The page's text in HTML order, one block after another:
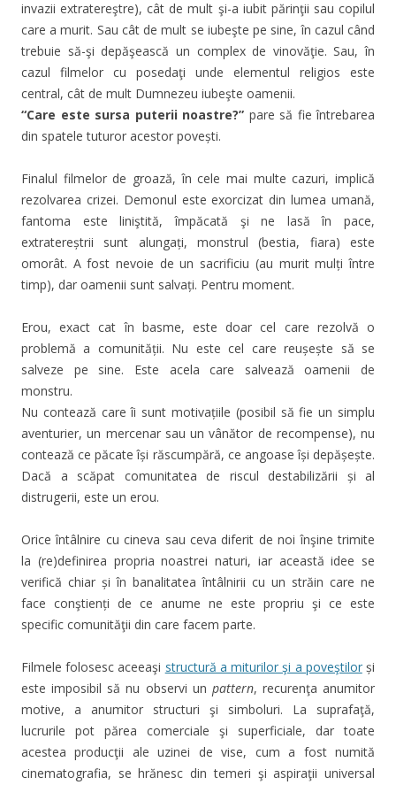
invazii extratereştre), cât de mult şi-a iubit părinţii sau copilul
care a murit. Sau cât de mult se iubeşte pe sine, în cazul când
trebuie să-şi depăşească un complex de vinovăţie. Sau, în
cazul filmelor cu posedaţi unde elementul religios este
central, cât de mult Dumnezeu iubeşte oamenii.
“Care este sursa puterii noastre?” pare să fie întrebarea
din spatele tuturor acestor povești.
Finalul filmelor de groază, în cele mai multe cazuri, implică
rezolvarea crizei. Demonul este exorcizat din lumea umană,
fantoma este liniştită, împăcată şi ne lasă în pace,
extratereștrii sunt alungați, monstrul (bestia, fiara) este
omorât. A fost nevoie de un sacrificiu (au murit mulți între
timp), dar oamenii sunt salvați. Pentru moment.
Erou, exact cat în basme, este doar cel care rezolvă o
problemă a comunității. Nu este cel care reușește să se
salveze pe sine. Este acela care salvează oamenii de
monstru.
Nu contează care îi sunt motivațiile (posibil să fie un simplu
aventurier, un mercenar sau un vânător de recompense), nu
contează ce păcate își răscumpără, ce angoase își depășește.
Dacă a scăpat comunitatea de riscul destabilizării și al
distrugerii, este un erou.
Orice întâlnire cu cineva sau ceva diferit de noi înşine trimite
la (re)definirea propria noastrei naturi, iar această idee se
verifică chiar și în banalitatea întâlnirii cu un străin care ne
face conştienți de ce anume ne este propriu şi ce este
specific comunităţii din care facem parte.
Filmele folosesc aceeaşi structură a miturilor şi a poveştilorși
este imposibil să nu observi un pattern, recurenţa anumitor
motive, a anumitor structuri şi simboluri. La suprafaţă,
lucrurile pot părea comerciale şi superficiale, dar toate
acestea producţii ale uzinei de vise, cum a fost numită
cinematografia, se hrănesc din temeri şi aspiraţii universal